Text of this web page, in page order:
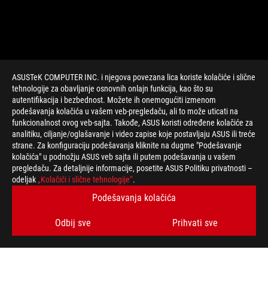
ASUSTeK COMPUTER INC. i njegova povezana lica koriste kolačiće i slične
tehnologije za obavljanje osnovnih onlajn funkcija, kao što su
autentifikacija i bezbednost. Možete ih onemogućiti izmenom
podešavanja kolačića u vašem veb-pregledaču, ali to može uticati na
funkcionalnost ovog veb-sajta. Takođe, ASUS koristi određene kolačiće za
analitiku, ciljanje/oglašavanje i video zapise koje postavljaju ASUS ili treće
strane. Za konfiguraciju podešavanja kliknite na dugme "Podešavanje
kolačića" u podnožju ASUS veb sajta ili putem podešavanja u vašem
pregledaču. Za detaljnije informacije, posetite ASUS Politiku privatnosti –
odeljak „Kolačići i slične tehnologije“.
Podešavanja kolačića
Odbij sve Prihvati sve
> GEJMING CUSTOM
PODRŽANI NAČINI PLAĆANJA
BUDITE U TOKU SA NAJNOVIJIM PONUDAMA!
PRIJAVITE SE